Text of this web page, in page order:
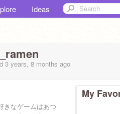
Ideas
3 years, 8 months ago
きなゲームはあつ
My